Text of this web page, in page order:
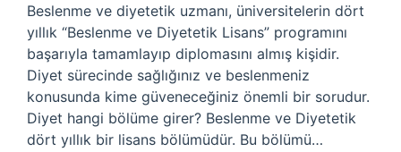
Beslenme ve diyetetik uzmanı, üniversitelerin dört
yıllık “Beslenme ve Diyetetik Lisans” programını
başarıyla tamamlayıp diplomasını almış kişidir.
Diyet sürecinde sağlığınız ve beslenmeniz
konusunda kime güveneceğiniz önemli bir sorudur.
Diyet hangi bölüme girer? Beslenme ve Diyetetik
dört yıllık bir lisans bölümüdür. Bu bölümü…